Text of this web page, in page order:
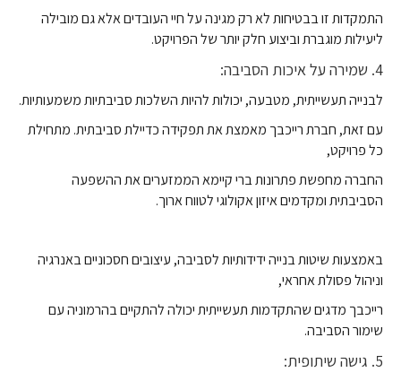
התמקדות זו בבטיחות לא רק מגינה על חיי העובדים אלא גם מובילה
ליעילות מוגברת וביצוע חלק יותר של הפרויקט.
4. שמירה על איכות הסביבה:
לבנייה תעשייתית, מטבעה, יכולות להיות השלכות סביבתיות משמעותיות.
עם זאת, חברת רייכבך מאמצת את תפקידה כדיילת סביבתית. מתחילת
כל פרויקט,
החברה מחפשת פתרונות ברי קיימא הממזערים את ההשפעה
הסביבתית ומקדמים איזון אקולוגי לטווח ארוך.
באמצעות שיטות בנייה ידידותיות לסביבה, עיצובים חסכוניים באנרגיה
וניהול פסולת אחראי,
רייכבך מדגים שהתקדמות תעשייתית יכולה להתקיים בהרמוניה עם
שימור הסביבה.
5. גישה שיתופית: